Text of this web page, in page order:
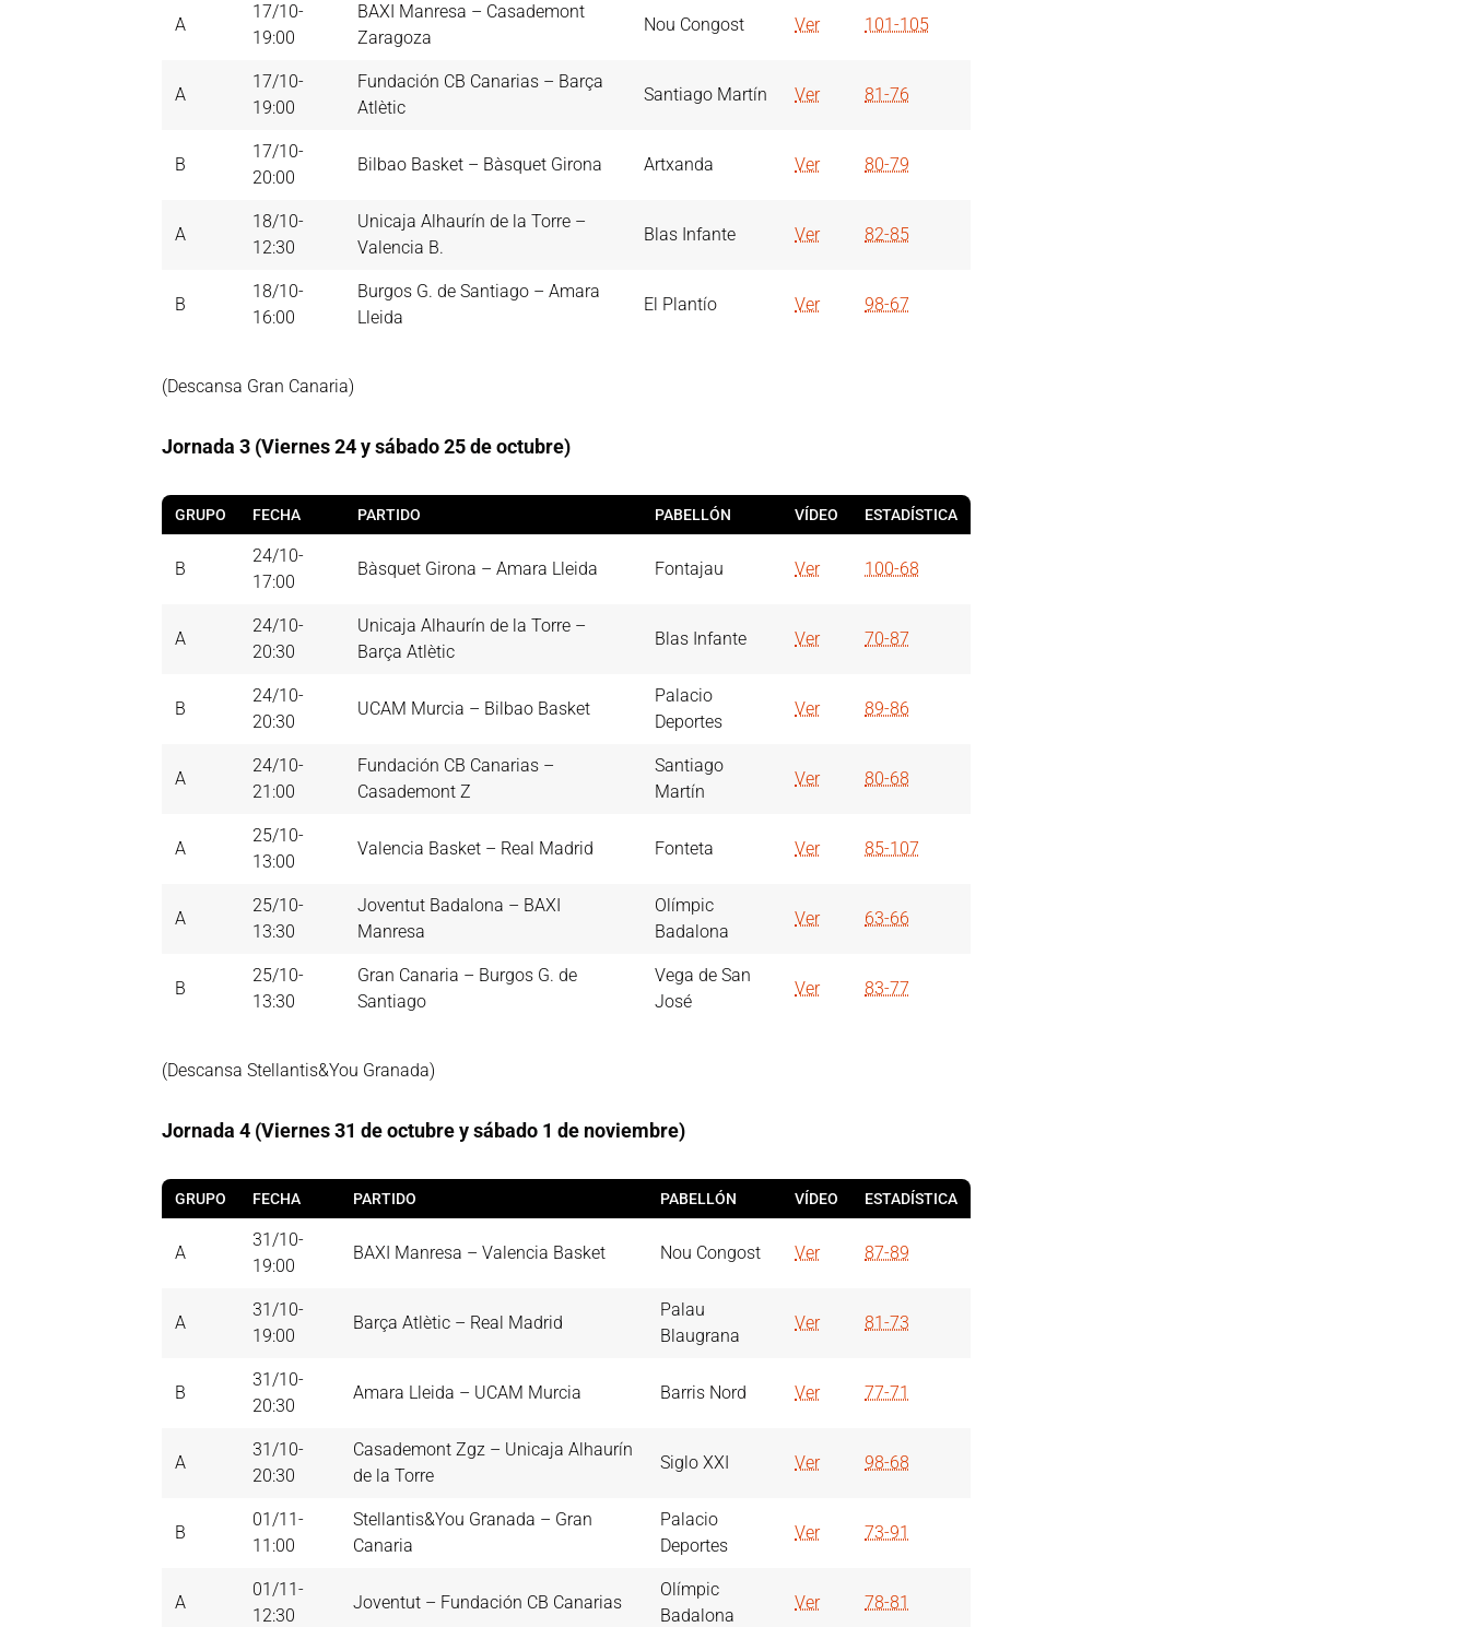
A
17/10-
19:00
BAXI Manresa – Casademont
Zaragoza
Nou Congost Ver 101-105
A
17/10-
19:00
Fundación CB Canarias – Barça
Atlètic
Santiago Martín Ver 81-76
B
17/10-
20:00
Bilbao Basket – Bàsquet Girona Artxanda Ver 80-79
A
18/10-
12:30
Unicaja Alhaurín de la Torre –
Valencia B.
Blas Infante Ver 82-85
B
18/10-
16:00
Burgos G. de Santiago – Amara
Lleida
El Plantío Ver 98-67
(Descansa Gran Canaria)
Jornada 3 (Viernes 24 y sábado 25 de octubre)
GRUPO FECHA PARTIDO PABELLÓN VÍDEO ESTADÍSTICA
B
24/10-
17:00
Bàsquet Girona – Amara Lleida Fontajau Ver 100-68
A
24/10-
20:30
Unicaja Alhaurín de la Torre –
Barça Atlètic
Blas Infante Ver 70-87
B
24/10-
20:30
UCAM Murcia – Bilbao Basket
Palacio
Deportes
Ver 89-86
A
24/10-
21:00
Fundación CB Canarias –
Casademont Z
Santiago
Martín
Ver 80-68
A
25/10-
13:00
Valencia Basket – Real Madrid Fonteta Ver 85-107
A
25/10-
13:30
Joventut Badalona – BAXI
Manresa
Olímpic
Badalona
Ver 63-66
B
25/10-
13:30
Gran Canaria – Burgos G. de
Santiago
Vega de San
José
Ver 83-77
(Descansa Stellantis&You Granada)
Jornada 4 (Viernes 31 de octubre y sábado 1 de noviembre)
GRUPO FECHA PARTIDO PABELLÓN VÍDEO ESTADÍSTICA
A
31/10-
19:00
BAXI Manresa – Valencia Basket Nou Congost Ver 87-89
A
31/10-
19:00
Barça Atlètic – Real Madrid
Palau
Blaugrana
Ver 81-73
B
31/10-
20:30
Amara Lleida – UCAM Murcia Barris Nord Ver 77-71
A
31/10-
20:30
Casademont Zgz – Unicaja Alhaurín
de la Torre
Siglo XXI Ver 98-68
B
01/11-
11:00
Stellantis&You Granada – Gran
Canaria
Palacio
Deportes
Ver 73-91
A
01/11-
12:30
Joventut – Fundación CB Canarias
Olímpic
Badalona
Ver 78-81